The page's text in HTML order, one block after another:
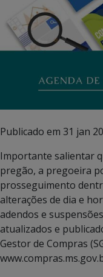
Publicado em 31 jan
Importante salientar
pregão, a pregoeira
prosseguimento
alterações de dia e
adendos e
atualizados e
Gestor de Compras